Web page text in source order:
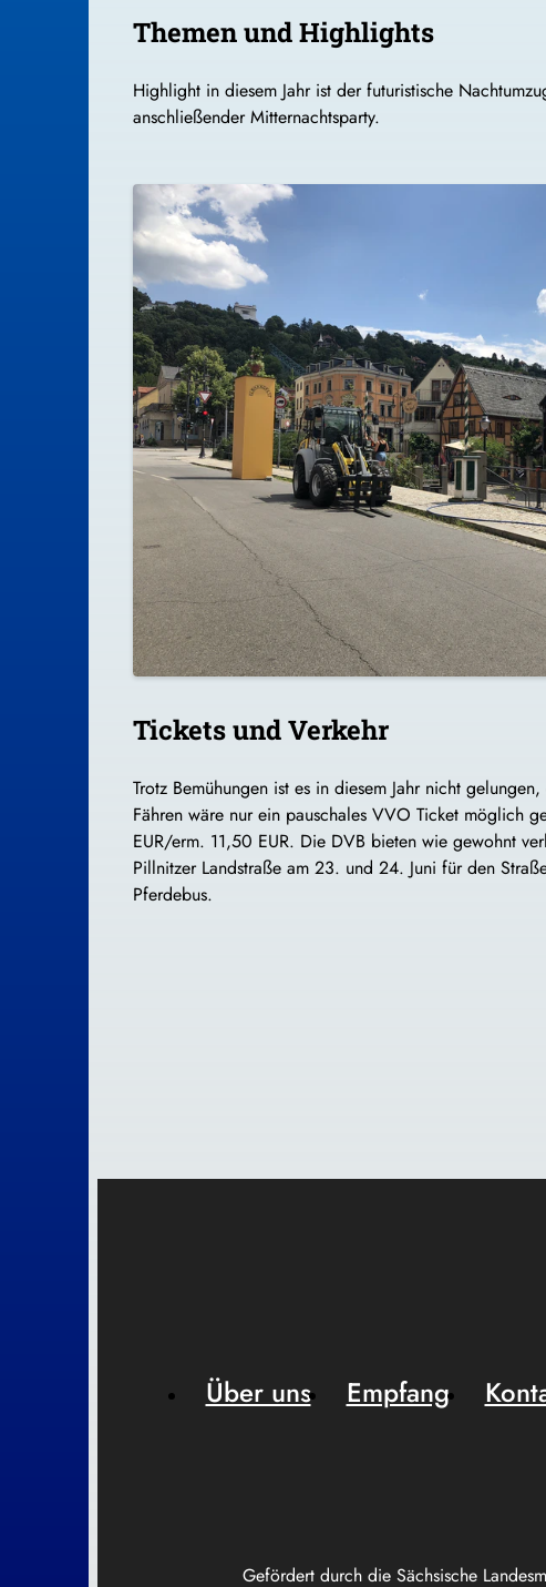
Themen und Highlights
Highlight in diesem Jahr ist der futuristische
anschließender Mitternachtsparty.
Tickets und Verkehr
Trotz Bemühungen ist es in diesem Jahr nicht
Fähren wäre nur ein pauschales VVO Ticket möglich
EUR/erm. 11,50 EUR. Die DVB bieten wie gewohnt
Pillnitzer Landstraße am 23. und 24. Juni für den
Pferdebus.
Gefördert durch die Sächsische
Über uns Empfang